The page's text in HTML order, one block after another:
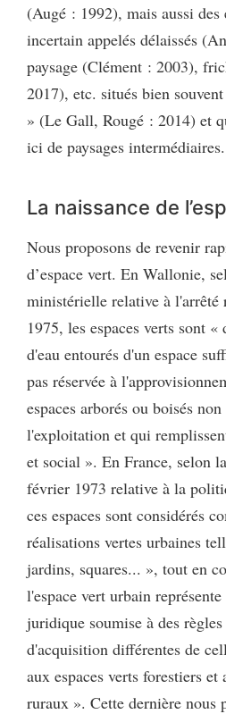
(Augé : 1992), mais aussi des
incertain appelés délaissés
paysage (Clément : 2003),
2017), etc. situés bien
» (Le Gall, Rougé : 2014) et
ici de paysages intermédiaires.
La naissance de
Nous proposons de revenir
d’espace vert. En Wallonie,
ministérielle relative à l'arrêté
1975, les espaces verts sont «
d'eau entourés d'un espace
pas réservée à
espaces arborés ou boisés
l'exploitation et qui
et social ». En France, selon
février 1973 relative à la
ces espaces sont considérés
réalisations vertes urbaines
jardins, squares... », tout en
l'espace vert urbain
juridique soumise à des
d'acquisition différentes de
aux espaces verts forestiers et
ruraux ». Cette dernière nous